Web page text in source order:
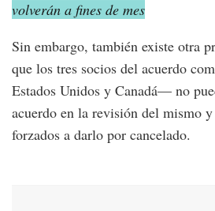
volverán a fines de mes
Sin embargo, también existe otra
que los tres socios del acuerdo
Estados Unidos y Canadá— no
acuerdo en la revisión del mismo y
forzados a darlo por cancelado.